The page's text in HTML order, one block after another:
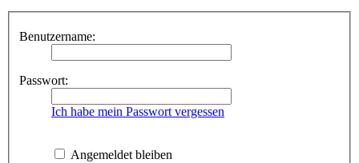
Benutzername:
Passwort:
Ich habe mein Passwort vergessen
Angemeldet bleiben